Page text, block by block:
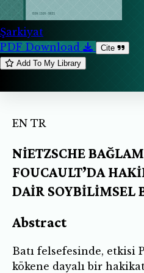
Şarkiyat
PDF Download
Cite
Add To My Library
EN TR
NİETZSCHE
FOUCAULT’DA
DAİR SOYBİLİMSEL
Abstract
Batı felsefesinde, etkisi
kökene dayalı bir hakikat